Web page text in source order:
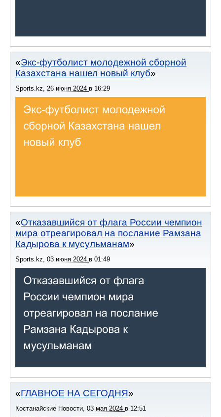
Экс-футболист молодежной сборной
Казахстана нашел новый клуб
Sports.kz, 26 июня 2024 в 16:29
Отказавшийся от флага России чемпион
мира отреагировал на послание Рамзана
Кадырова к мусульманам
Sports.kz, 03 июня 2024 в 01:49
ГЛАВНОЕ НА СЕГОДНЯ
Костанайские Новости 03 мая 2024 в 12:51